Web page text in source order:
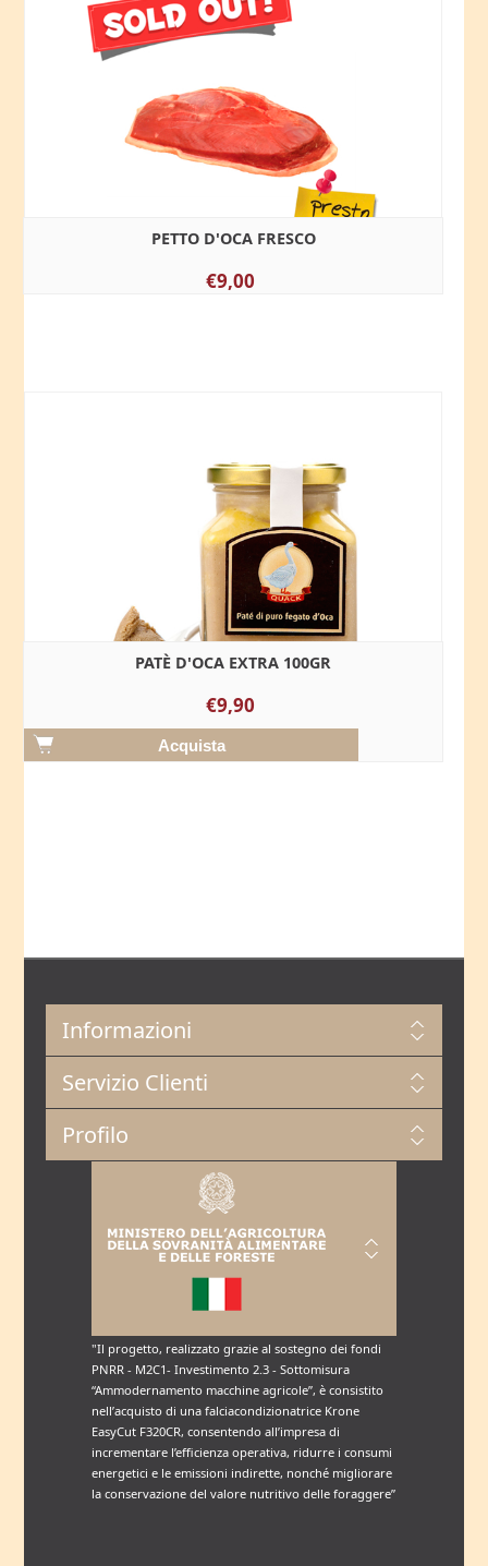
PETTO D'OCA FRESCO
€9,00
PATÈ D'OCA EXTRA 100GR
€9,90
Informazioni
Servizio Clienti
Profilo
"Il progetto, realizzato grazie al sostegno dei fondi
PNRR - M2C1- Investimento 2.3 - Sottomisura
“Ammodernamento macchine agricole”, è consistito
nell’acquisto di una falciacondizionatrice Krone
EasyCut F320CR, consentendo all’impresa di
incrementare l’efficienza operativa, ridurre i consumi
energetici e le emissioni indirette, nonché migliorare
la conservazione del valore nutritivo delle foraggere”